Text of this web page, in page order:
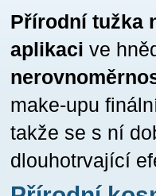
Přírodní tužka
aplikaci ve
make-upu
takže se s ní
dlouhotrvající